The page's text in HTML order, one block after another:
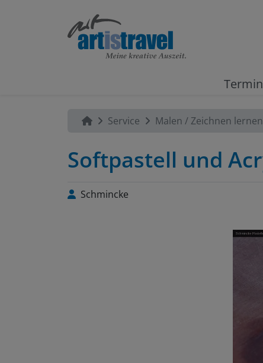
Service Malen / Zeichnen lernen
Softpastell und
Schmincke